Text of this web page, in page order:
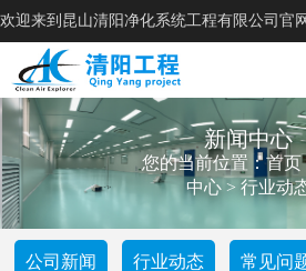
欢迎来到昆山清阳净化系统工程有限公司官
新闻中心
您的当前位置：首页
中心> 行业动
公司新闻 行业动态 常见问